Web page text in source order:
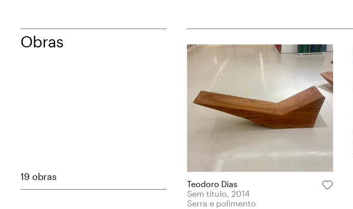
Obras
19 obras
Teodoro Dias
Sem título, 2014
Serra e polimento